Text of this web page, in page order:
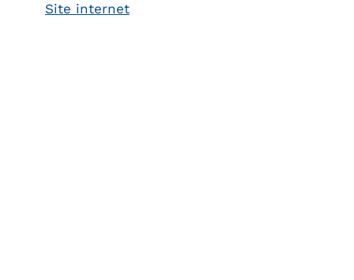
Site internet